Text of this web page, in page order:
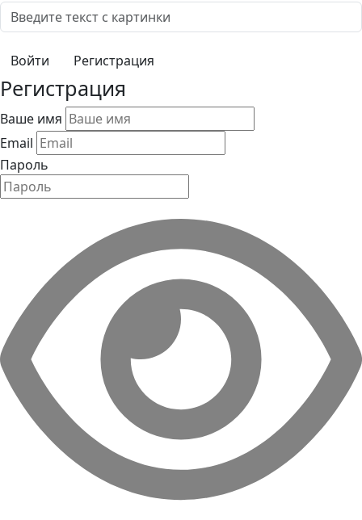
Регистрация
Регистрация
Ваше имя
Email
Пароль